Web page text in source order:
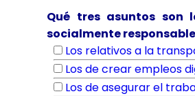
Qué tres asuntos son
socialmente responsable
Los relativos a la
Los de crear empleos
Los de asegurar el